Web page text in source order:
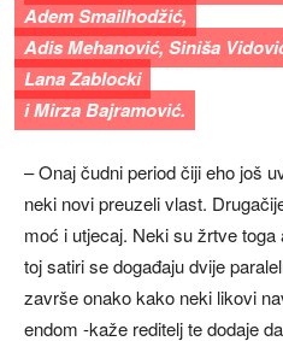
Adem Smailhodžić,
Adis Mehanović, Siniša
Lana Zablocki
i Mirza Bajramović.
– Onaj čudni period čiji eho još
neki novi preuzeli vlast.
moć i utjecaj. Neki su žrtve
toj satiri se događaju dvije
završe onako kako neki likovi
endom -kaže reditelj te dodaje